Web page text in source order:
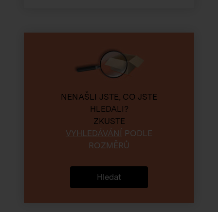
NENAŠLI JSTE, CO JSTE
HLEDALI?
ZKUSTE
VYHLEDÁVÁNÍ PODLE
ROZMĚRŮ
Hledat